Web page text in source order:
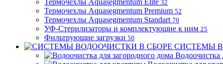
Термочехлы Aquasegmentum Elite 32
Термочехлы Aquasegmentum Premium 52
Термочехлы Aquasegmentum Standart 70
УФ-Стерилизаторы и комплектующие к ним 25
Фильтрующие загрузки 50
СИСТЕМЫ
Водоочистка